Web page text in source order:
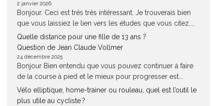
2 janvier 2026
Bonjour. Ceci est très très intéressant. Je trouverais bien
que vous laissiez le lien vers les études que vous citez....
Quelle distance pour une fille de 13 ans ?
Question de Jean Claude Vollmer
24 décembre 2025
Bonjour Bien entendu que vous pouvez continuer à faire
de la course à pied et le mieux pour progresser est...
Vélo elliptique, home-trainer ou rouleau, quel est l’outil le
plus utile au cycliste ?